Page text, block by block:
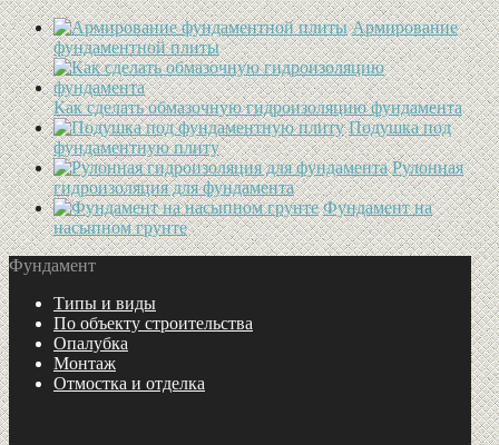
Армирование
фундаментной плиты
Как сделать обмазочную гидроизоляцию фундамента
Подушка под
фундаментную плиту
Рулонная
гидроизоляция для фундамента
Фундамент на
насыпном грунте
Фундамент
Типы и виды
По объекту строительства
Опалубка
Монтаж
Отмостка и отделка